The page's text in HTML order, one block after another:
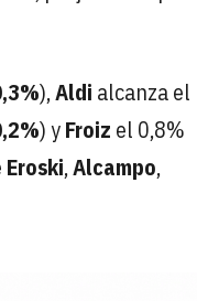
),Aldi alcanza el
) yFroiz el 0,8%
Eroski,Alcampo,